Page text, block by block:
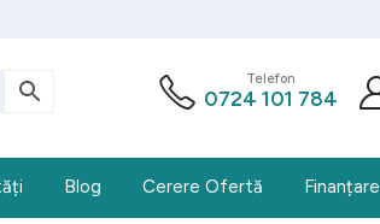
Telefon
0724 101 784
Blog Cerere Ofertă Finanțare